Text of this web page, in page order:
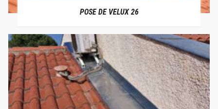
POSE DE VELUX 26